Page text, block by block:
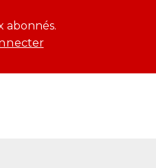
abonnés.